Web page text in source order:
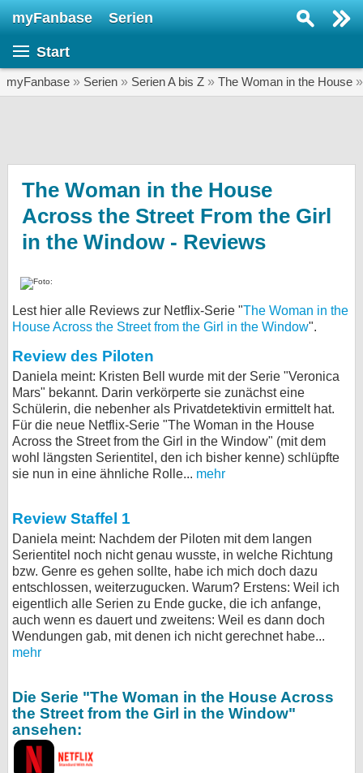
myFanbase Serien
Start
myFanbase » Serien » Serien A bis Z » The Woman in the House
The Woman in the House
Across the Street From the Girl
in the Window - Reviews
Lest hier alle Reviews zur Netflix-Serie "The Woman in the
House Across the Street from the Girl in the Window".
Review des Piloten
Daniela meint: Kristen Bell wurde mit der Serie "Veronica
Mars" bekannt. Darin verkörperte sie zunächst eine
Schülerin, die nebenher als Privatdetektivin ermittelt hat.
Für die neue Netflix-Serie "The Woman in the House
Across the Street from the Girl in the Window" (mit dem
wohl längsten Serientitel, den ich bisher kenne) schlüpfte
sie nun in eine ähnliche Rolle... mehr
Review Staffel 1
Daniela meint: Nachdem der Piloten mit dem langen
Serientitel noch nicht genau wusste, in welche Richtung
bzw. Genre es gehen sollte, habe ich mich doch dazu
entschlossen, weiterzugucken. Warum? Erstens: Weil ich
eigentlich alle Serien zu Ende gucke, die ich anfange,
auch wenn es dauert und zweitens: Weil es dann doch
Wendungen gab, mit denen ich nicht gerechnet habe...
mehr
Die Serie "The Woman in the House Across
the Street from the Girl in the Window"
ansehen:
SERIEN
Veranstaltungen
KULTUR
Gewinnspiele
bei X
bei Facebook
Kontakt
Datenschutz
Cookie-Einstellungen
Impressum
Desktop-Ansicht